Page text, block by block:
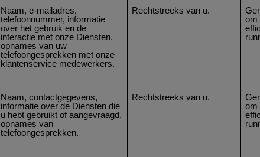
Naam, e-mailadres,
telefoonnummer, informatie
over het gebruik en de
interactie met onze Diensten,
opnames van uw
telefoongesprekken met onze
klantenservice medewerkers.
Rechtstreeks van u.
om
Naam, contactgegevens,
informatie over de Diensten die
u hebt gebruikt of aangevraagd,
opnames van
telefoongesprekken.
Rechtstreeks van u.
om